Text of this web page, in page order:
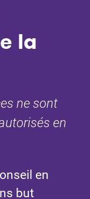
la
ne sont
en
en
but